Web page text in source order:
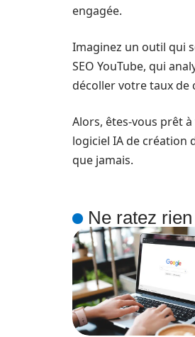
engagée.
Imaginez un outil qui
SEO YouTube, qui
décoller votre taux de
Alors, êtes-vous prêt
logiciel IA de création
que jamais.
Ne ratez